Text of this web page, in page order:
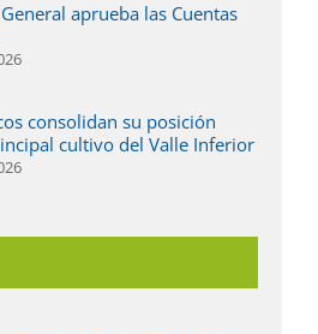
aprueba las Cuentas
consolidan su posición
cultivo del Valle Inferior